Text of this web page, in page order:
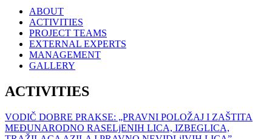
ABOUT
ACTIVITIES
PROJECT TEAMS
EXTERNAL EXPERTS
MANAGEMENT
GALLERY
ACTIVITIES
VODIČ DOBRE PRAKSE: „PRAVNI POLOŽAJ I ZAŠTITA
MEĐUNARODNO RASELjENIH LICA, IZBEGLICA,